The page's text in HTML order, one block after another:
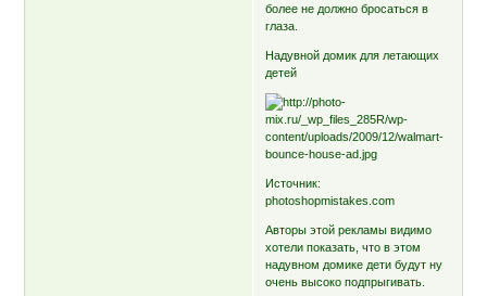
более не должно бросаться в
глаза.
Надувной домик для летающих
детей
Источник:
photoshopmistakes.com
Авторы этой рекламы видимо
хотели показать, что в этом
надувном домике дети будут ну
очень высоко подпрыгивать.